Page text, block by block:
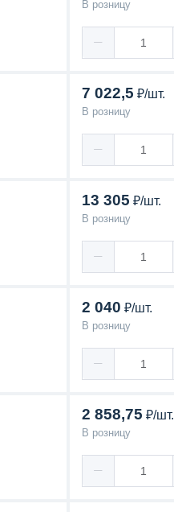
В розницу
7 022,5 ₽/шт.
В розницу
13 305 ₽/шт.
В розницу
2 040 ₽/шт.
В розницу
2 858,75 ₽/шт.
В розницу